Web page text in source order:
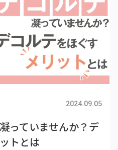
2024.09.05
っていませんか？デ
トとは